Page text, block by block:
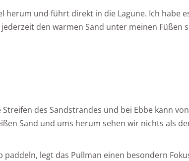
und führt direkt in die Lagune. Ich habe
den warmen Sand unter meinen Füßen
des Sandstrandes und bei Ebbe kann
Sand und ums herum sehen wir nichts als
paddeln, legt das Pullman einen besondern